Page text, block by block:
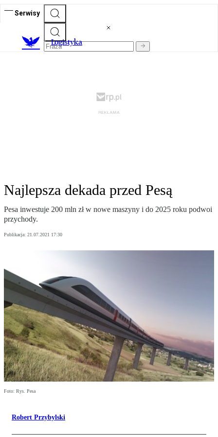
Serwisy
Logistyka
Najlepsza dekada przed Pesą
Pesa inwestuje 200 mln zł w nowe maszyny i do 2025 roku podwoi
przychody.
Publikacja: 21.07.2021 17:30
Foto: Rys. Pesa
Robert Przybylski